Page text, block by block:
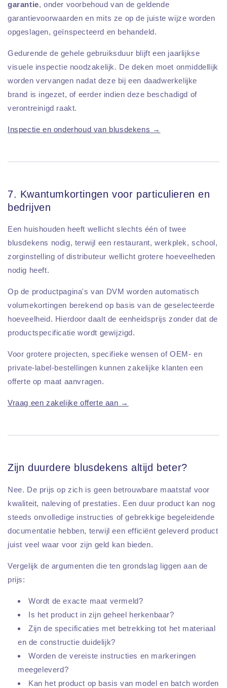
garantie, onder voorbehoud van de geldende
garantievoorwaarden en mits ze op de juiste wijze worden
opgeslagen, geïnspecteerd en behandeld.
Gedurende de gehele gebruiksduur blijft een jaarlijkse
visuele inspectie noodzakelijk. De deken moet onmiddellijk
worden vervangen nadat deze bij een daadwerkelijke
brand is ingezet, of eerder indien deze beschadigd of
verontreinigd raakt.
Inspectie en onderhoud van blusdekens →
7. Kwantumkortingen voor particulieren en
bedrijven
Een huishouden heeft wellicht slechts één of twee
blusdekens nodig, terwijl een restaurant, werkplek, school,
zorginstelling of distributeur wellicht grotere hoeveelheden
nodig heeft.
Op de productpagina's van DVM worden automatisch
volumekortingen berekend op basis van de geselecteerde
hoeveelheid. Hierdoor daalt de eenheidsprijs zonder dat de
productspecificatie wordt gewijzigd.
Voor grotere projecten, specifieke wensen of OEM- en
private-label-bestellingen kunnen zakelijke klanten een
offerte op maat aanvragen.
Vraag een zakelijke offerte aan →
Zijn duurdere blusdekens altijd beter?
Nee. De prijs op zich is geen betrouwbare maatstaf voor
kwaliteit, naleving of prestaties. Een duur product kan nog
steeds onvolledige instructies of gebrekkige begeleidende
documentatie hebben, terwijl een efficiënt geleverd product
juist veel waar voor zijn geld kan bieden.
Vergelijk de argumenten die ten grondslag liggen aan de
prijs:
Wordt de exacte maat vermeld?
Is het product in zijn geheel herkenbaar?
Zijn de specificaties met betrekking tot het materiaal
en de constructie duidelijk?
Worden de vereiste instructies en markeringen
meegeleverd?
Kan het product op basis van model en batch worden